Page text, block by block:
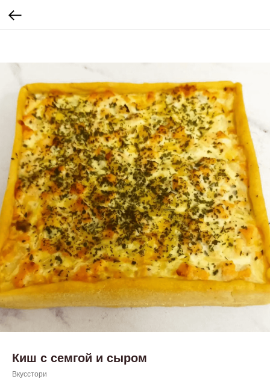
Киш с семгой и сыром
Вкусстори